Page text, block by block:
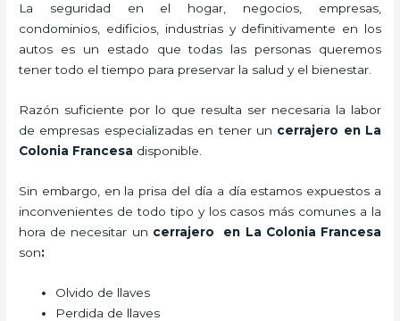
La seguridad en el hogar, negocios, empresas,
condominios, edificios, industrias y definitivamente en los
autos es un estado que todas las personas queremos
tener todo el tiempo para preservar la salud y el bienestar.
Razón suficiente por lo que resulta ser necesaria la labor
de empresas especializadas en tener un cerrajero en La
Colonia Francesa disponible.
Sin embargo, en la prisa del día a día estamos expuestos a
inconvenientes de todo tipo y los casos más comunes a la
hora de necesitar un cerrajero en La Colonia Francesa
son:
Olvido de llaves
Perdida de llaves